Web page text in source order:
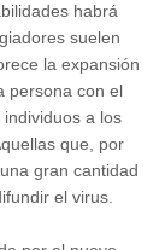
habrá
suelen
la expansión
persona con el
a los
que, por
gran cantidad
el virus.